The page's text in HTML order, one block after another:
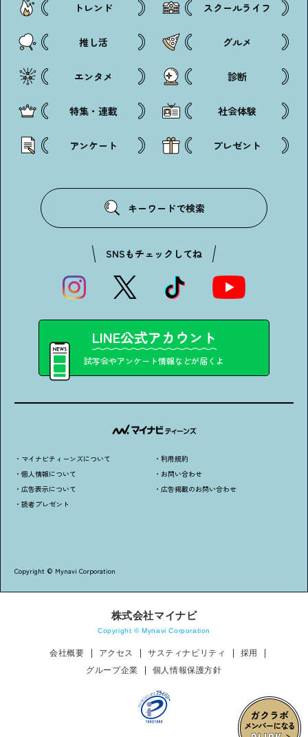
トレンド スクールライフ
推し活 グルメ
エンタメ 診断
特集・連載 社会体験
アンケート プレゼント
キーワードで検索
SNSもチェックしてね
LINE公式アカウント
試写会やアンケート情報などが届くよ
・マイナビティーンズについて
・個人情報について
・広告表示について
・読者プレゼント
・利用規約
・お問い合わせ
・広告掲載のお問い合わせ
Copyright © Mynavi Corporation
株式会社マイナビ
Copyright © Mynavi Corporation
会社概要 アクセス サスティナビリティ
採用
グループ企業
個人情報保護方針